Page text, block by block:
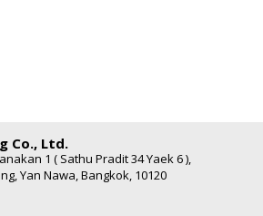
Co., Ltd.
1 ( Sathu Pradit 34 Yaek 6 ),
Yan Nawa, Bangkok, 10120